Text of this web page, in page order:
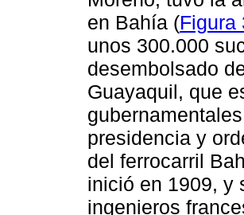
en Bahía (Figura
unos 300.000
desembolsado
Guayaquil, que
presidencia y
del ferrocarril
inició en 1909, y
ingenieros